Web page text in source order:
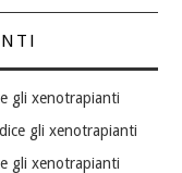
gli xenotrapianti
gli xenotrapianti
gli xenotrapianti